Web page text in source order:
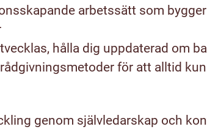
arbetssätt som
hålla dig uppdaterad om
för att alltid
genom självledarskap och